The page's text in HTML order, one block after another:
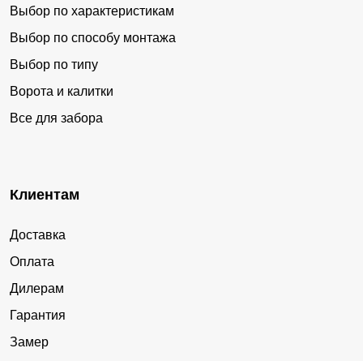
Выбор по характеристикам
Выбор по способу монтажа
Выбор по типу
Ворота и калитки
Все для забора
Клиентам
Доставка
Оплата
Дилерам
Гарантия
Замер